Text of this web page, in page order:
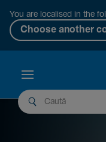
You are localised in the
Choose another